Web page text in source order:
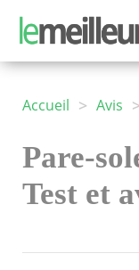
Accueil > Avis >
Pare-
Test et